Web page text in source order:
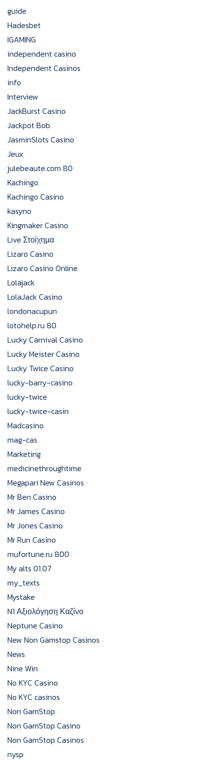
guide
Hadesbet
IGAMING
independent casino
Independent Casinos
info
Interview
JackBurst Casino
Jackpot Bob
JasminSlots Casino
Jeux
julebeaute.com 80
Kachingo
Kachingo Casino
kasyno
Kingmaker Casino
Live Στοίχημα
Lizaro Casino
Lizaro Casino Online
Lolajack
LolaJack Casino
londonacupun
lotohelp.ru 80
Lucky Carnival Casino
Lucky Meister Casino
Lucky Twice Casino
lucky-barry-casino
lucky-twice
lucky-twice-casin
Madcasino
mag-cas
Marketing
medicinethroughtime
Megapari New Casinos
Mr Ben Casino
Mr James Casino
Mr Jones Casino
Mr Run Casino
mufortune.ru 800
My alts 01.07
my_texts
Mystake
N1 Αξιολόγηση Καζίνο
Neptune Casino
New Non Gamstop Casinos
News
Nine Win
No KYC Casino
No KYC casinos
Non GamStop
Non GamStop Casino
Non GamStop Casinos
nysp